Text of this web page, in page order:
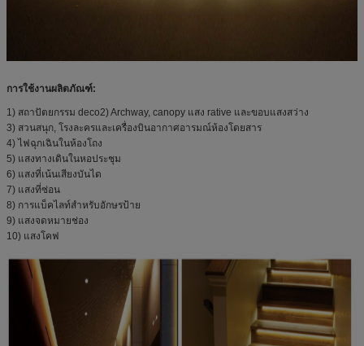
การใช้งานผลิตภัณฑ์:
1) สถาปัตยกรรม deco2) Archway, canopy แสง rative และขอบแสงสว่าง
3) สวนสนุก, โรงละครและเครื่องบินอากาศอารมณ์ห้องโดยสาร
4) ไฟฉุกเฉินในห้องโถง
5) แสงทางเดินในหอประชุม
6) แสงที่เน้นเสียงบันได
7) แสงที่ซ่อน
8) การแบ็คไลท์สำหรับอักษรป้าย
9) แสงจดหมายช่อง
10) แสงโคฟ